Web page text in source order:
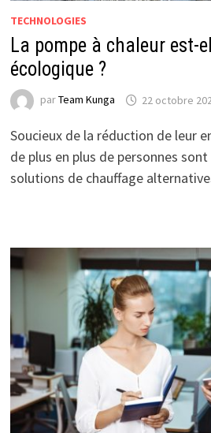
TECHNOLOGIES
La pompe à chaleur est-
écologique ?
parTeam Kunga 22 octobre
Soucieux de la réduction de leur
de plus en plus de personnes
solutions de chauffage